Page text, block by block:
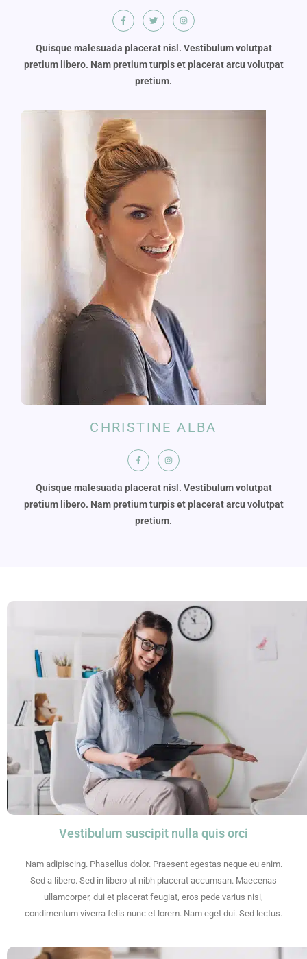
Quisque malesuada placerat nisl. Vestibulum volutpat
pretium libero. Nam pretium turpis et placerat arcu volutpat
pretium.
CHRISTINE ALBA
Quisque malesuada placerat nisl. Vestibulum volutpat
pretium libero. Nam pretium turpis et placerat arcu volutpat
pretium.
Vestibulum suscipit nulla quis orci
Nam adipiscing. Phasellus dolor. Praesent egestas neque eu enim.
Sed a libero. Sed in libero ut nibh placerat accumsan. Maecenas
ullamcorper, dui et placerat feugiat, eros pede varius nisi,
condimentum viverra felis nunc et lorem. Nam eget dui. Sed lectus.